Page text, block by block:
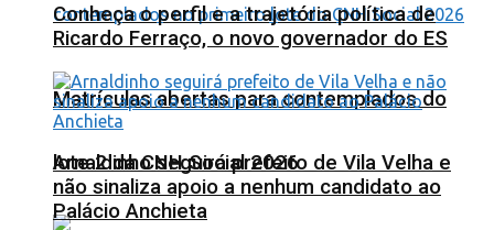
Matrículas abertas para contemplados do
lote 2 da CNH Social 2026
Conheça o perfil e a trajetória política de
Ricardo Ferraço, o novo governador do ES
Arnaldinho seguirá prefeito de Vila Velha e
não sinaliza apoio a nenhum candidato ao
Palácio Anchieta